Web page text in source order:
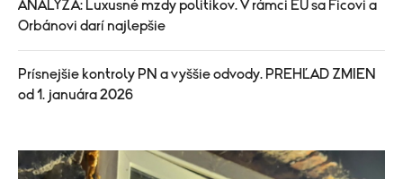
ANALÝZA: Luxusné mzdy politikov. V rámci EÚ sa Ficovi a
Orbánovi darí najlepšie
Prísnejšie kontroly PN a vyššie odvody. PREHĽAD ZMIEN
od 1. januára 2026